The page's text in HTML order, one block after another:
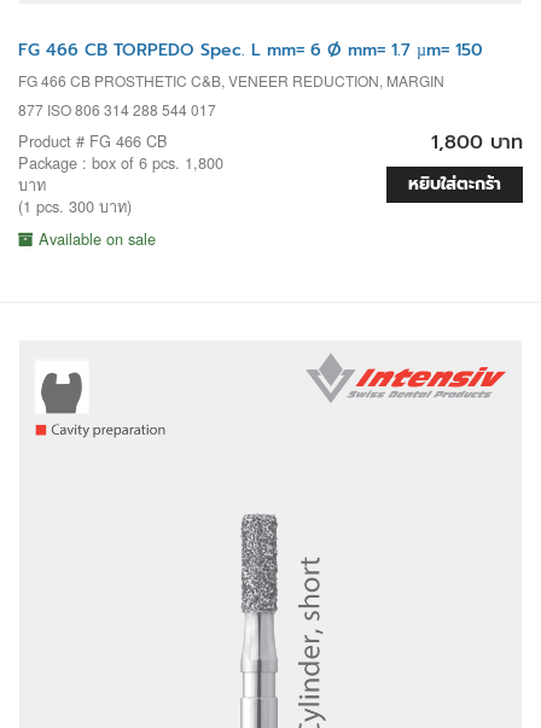
FG 466 CB TORPEDO Spec. L mm= 6 Ø mm= 1.7 µm= 150
FG 466 CB PROSTHETIC C&B, VENEER REDUCTION, MARGIN
877 ISO 806 314 288 544 017
Product # FG 466 CB
Package : box of 6 pcs. 1,800
บาท
(1 pcs. 300 บาท)
Available on sale
1,800 บาท
หยิบใส่ตะกร้า